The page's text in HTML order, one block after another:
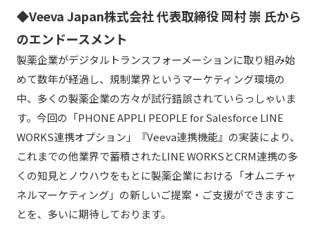
◆Veeva Japan株式会社 代表取締役 岡村 崇 氏から
のエンドースメント
製薬企業がデジタルトランスフォーメーションに取り組み始
めて数年が経過し、規制業界というマーケティング環境の
中、多くの製薬企業の方々が試行錯誤されていらっしゃいま
す。今回の「PHONE APPLI PEOPLE for Salesforce LINE
WORKS連携オプション」『Veeva連携機能』の実装により、
これまでの他業界で蓄積されたLINE WORKSとCRM連携の多
くの知見とノウハウをもとに製薬企業における「オムニチャ
ネルマーケティング」の新しいご提案・ご支援ができますこ
とを、多いに期待しております。